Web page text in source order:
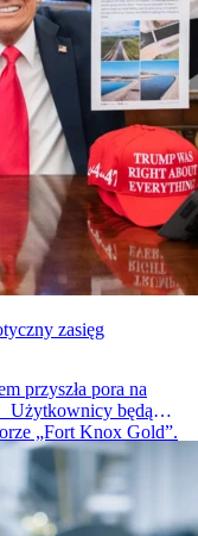
zasięg
przyszła pora na
Użytkownicy będą
„Fort Knox Gold”.
5G, teleporady
za nowym biznesem